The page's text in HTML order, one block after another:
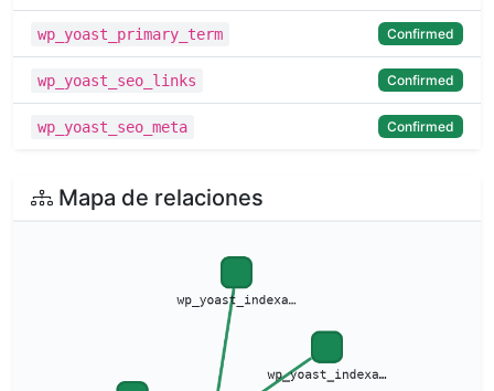
wp_yoast_primary_term Confirmed
wp_yoast_seo_links Confirmed
wp_yoast_seo_meta Confirmed
Mapa de relaciones